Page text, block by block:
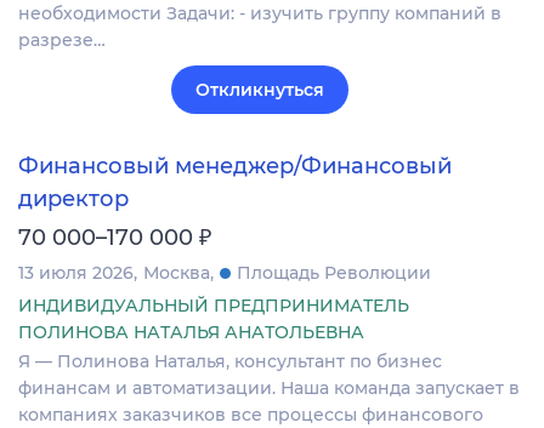
необходимости Задачи: - изучить группу компаний в
разрезе…
Откликнуться
Финансовый менеджер/Финансовый
директор
70 000–170 000 ₽
13 июля 2026 Москва
Площадь Революции
ИНДИВИДУАЛЬНЫЙ ПРЕДПРИНИМАТЕЛЬ
ПОЛИНОВА НАТАЛЬЯ АНАТОЛЬЕВНА
Я — Полинова Наталья, консультант по бизнес
финансам и автоматизации. Наша команда запускает в
компаниях заказчиков все процессы финансового